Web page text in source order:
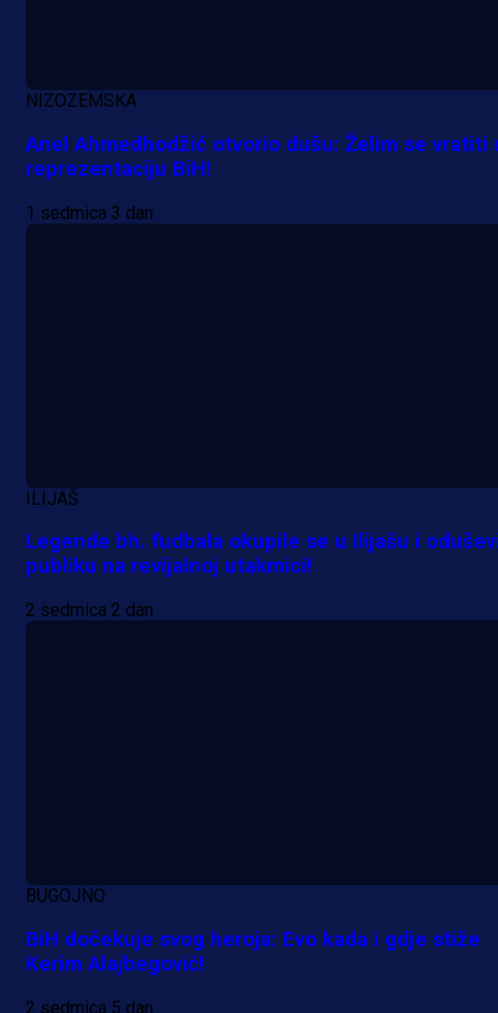
NIZOZEMSKA
Anel Ahmedhodžić otvorio dušu: Želim se vratiti
reprezentaciju BiH!
1 sedmica 3 dan
ILIJAŠ
Legende bh. fudbala okupile se u Ilijašu i
publiku na revijalnoj utakmici!
2 sedmica 2 dan
BUGOJNO
BiH dočekuje svog heroja: Evo kada i gdje stiže
Kerim Alajbegović!
2 sedmica 5 dan